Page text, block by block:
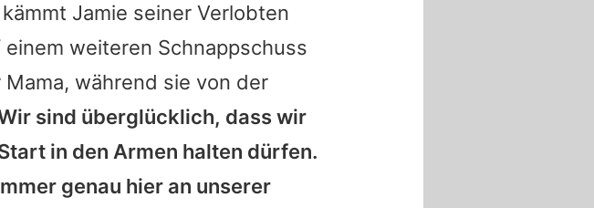
Jamie seiner Verlobten
weiteren Schnappschuss
während sie von der
sind überglücklich, dass wir
in den Armen halten dürfen.
genau hier an unserer